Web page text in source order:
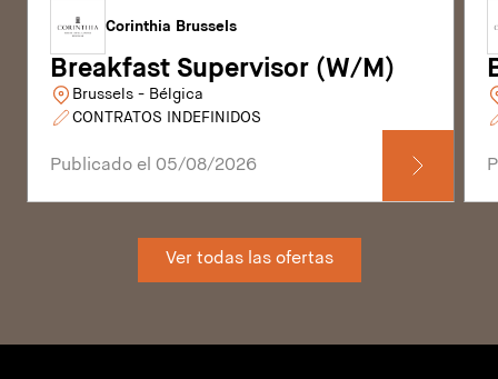
Corinthia Brussels
Breakfast Supervisor (W/M)
Brussels - Bélgica
CONTRATOS INDEFINIDOS
Publicado el 05/08/2026
Ver todas las ofertas